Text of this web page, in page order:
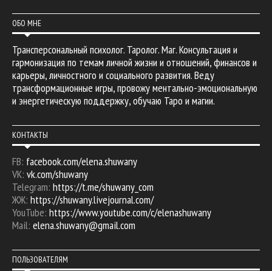
ОБО МНЕ
Трансперсональный психолог. Таролог. Маг. Консультация и
гармонизация по темам личной жизни и отношений, финансов и
карьеры, личностного и социального развития. Веду
трансформационные игры, провожу ментально-эмоциональную
и энергетическую поддержку, обучаю Таро и магии.
КОНТАКТЫ
FB: facebook.com/elena.shuwany
VK: vk.com/shuwany
Telegram: https://t.me/shuwany_com
ЖЖ: https://shuwany.livejournal.com/
YouTube: https://www.youtube.com/c/elenashuwany
Mail: elena.shuwany@gmail.com
ПОЛЬЗОВАТЕЛЯМ